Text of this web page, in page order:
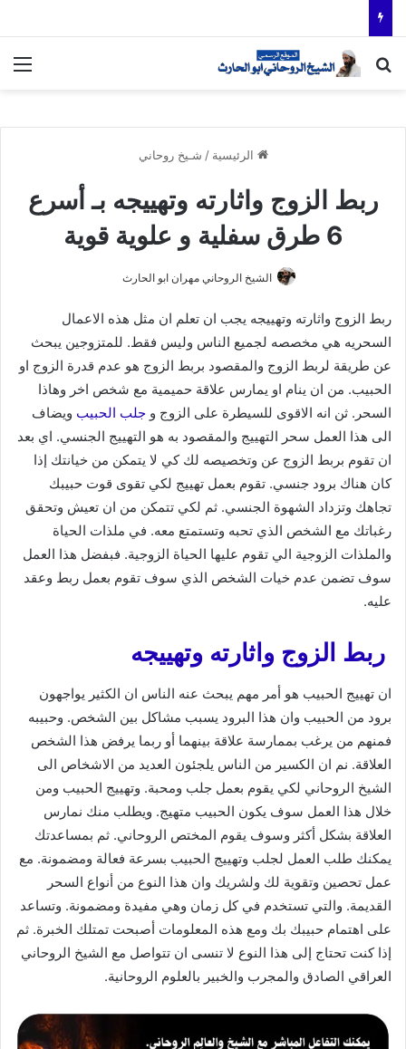
بحث عن
الرئيسية / شـيخ روحاني
ربط الزوج واثارته وتهييجه بـ أسرع
6 طرق سفلية و علوية قوية
الشيخ الروحاني مهران ابو الحارث
ربط الزوج واثارته وتهييجه يجب ان تعلم ان مثل هذه الاعمال
السحريه هي مخصصه لجميع الناس وليس فقط. للمتزوجين يبحث
عن طريقة لربط الزوج والمقصود بربط الزوج هو عدم قدرة الزوج او
الحبيب. من ان ينام او يمارس علاقة حميمية مع شخص اخر وهاذا
السحر. ثن انه الاقوى للسيطرة على الزوج و جلب الحبيب ويضاف
الى هذا العمل سحر التهييج والمقصود به هو التهييج الجنسي. اي بعد
ان تقوم بربط الزوج عن وتخصيصه لك كي لا يتمكن من خيانتك إذا
كان هناك برود جنسي. تقوم بعمل تهييج لكي تقوى قوت حبيبك
تجاهك وتزداد الشهوة الجنسي. ثم لكي تتمكن من ان تعيش وتحقق
رغباتك مع الشخص الذي تحبه وتستمتع معه. في ملذات الحياة
والملذات الزوجية الي تقوم عليها الحياة الزوجية. فبفضل هذا العمل
سوف تضمن عدم خيات الشخص الذي سوف تقوم بعمل ربط وعقد
عليه.
ربط الزوج واثارته وتهييجه
ان تهييج الحبيب هو أمر مهم يبحث عنه الناس ان الكثير يواجهون
برود من الحبيب وان هذا البرود يسبب مشاكل بين الشخص. وحبيبه
فمنهم من يرغب بممارسة علاقة بينهما أو ربما يرفض هذا الشخص
العلاقة. نم ان الكسير من الناس يلجئون العديد من الاشخاص الى
الشيخ الروحاني لكي يقوم بعمل جلب ومحبة. وتهييج الحبيب ومن
خلال هذا العمل سوف يكون الحبيب متهيج. ويطلب منك نمارس
العلاقة بشكل أكثر وسوف يقوم المختص الروحاني. ثم بمساعدتك
يمكنك طلب العمل لجلب وتهييج الحبيب بسرعة فعالة ومضمونة. مع
عمل تحصين وتقوية لك ولشريك وان هذا النوع من أنواع السحر
القديمة. والتي تستخدم في كل زمان وهي مفيدة ومضمونة. وتساعد
على اهتمام حبيبك بك ومع هذه المعلومات أصبحت تمتلك الخبرة. ثم
إذا كنت تحتاج إلى هذا النوع لا تنسى ان تتواصل مع الشيخ الروحاني
العراقي الصادق والمجرب والخبير بالعلوم الروحانية.